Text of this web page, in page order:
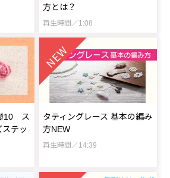
方とは？
再生時間／1:08
10 ス
テッ
タティングレース 基本の編み
方NEW
再生時間／14:39